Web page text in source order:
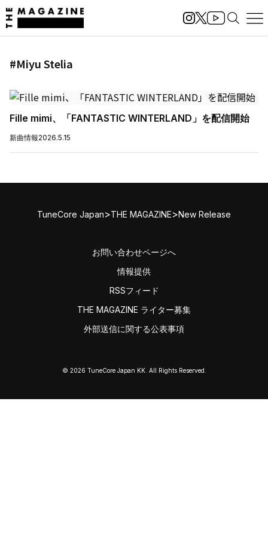
#Miyu Stelia
Fille mimi、「FANTASTIC WINTERLAND」を配信開始
新曲情報2026.5.15
TuneCore Japan>THE MAGAZINE>New Release
お問い合わせページへ
情報提供
RSSフィード
THE MAGAZINE ライター募集
外部送信に関する公表事項
© 2026 TuneCore Japan KK. All Rights Reserved.